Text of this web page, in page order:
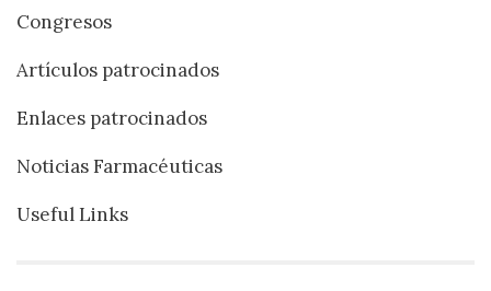
Congresos
Artículos patrocinados
Enlaces patrocinados
Noticias Farmacéuticas
Useful Links